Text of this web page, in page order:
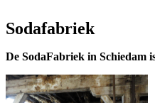
Sodafabriek
De SodaFabriek in Schiedam